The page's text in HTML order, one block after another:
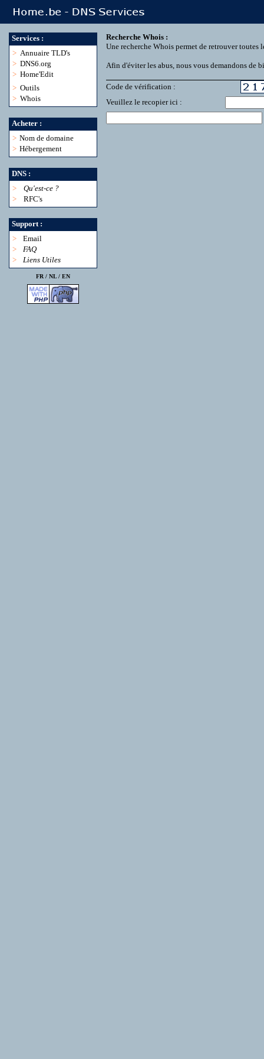
Services :
> Annuaire TLD's
> DNS6.org
> Home'Edit
> Outils
> Whois
Acheter :
> Nom de domaine
> Hébergement
DNS :
>
Qu'est-ce ?
>
RFC's
Support :
>
Email
>
FAQ
>
Liens Utiles
FR / NL/ EN
Recherche Whois :
Une recherche Whois permet de retrouver
Afin d'éviter les abus, nous vous demandons de
Code de vérification :
Veuillez le recopier ici :